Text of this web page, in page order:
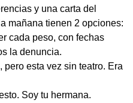
y una carta del
mañana tienen 2 opciones:
cada peso, con fechas
la denuncia.
pero esta vez sin teatro. Era
Soy tu hermana.